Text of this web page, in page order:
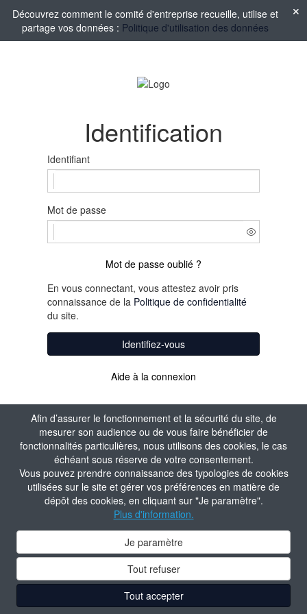
Afin d’assurer le fonctionnement et la sécurité du site, de
mesurer son audience ou de vous faire bénéficier de
fonctionnalités particulières, nous utilisons des cookies, le cas
échéant sous réserve de votre consentement.
Vous pouvez prendre connaissance des typologies de cookies
utilisées sur le site et gérer vos préférences en matière de
dépôt des cookies, en cliquant sur "Je paramètre".
Plus d'information.
Je paramètre
Tout refuser
Tout accepter
Découvrez comment le comité d'entreprise recueille, utilise et
partage vos données : Politique d'utilisation des données
Identification
Identifiant
Mot de passe
Mot de passe oublié ?
En vous connectant, vous attestez avoir pris
connaissance de la Politique de confidentialité
du site.
Identifiez-vous
Aide à la connexion